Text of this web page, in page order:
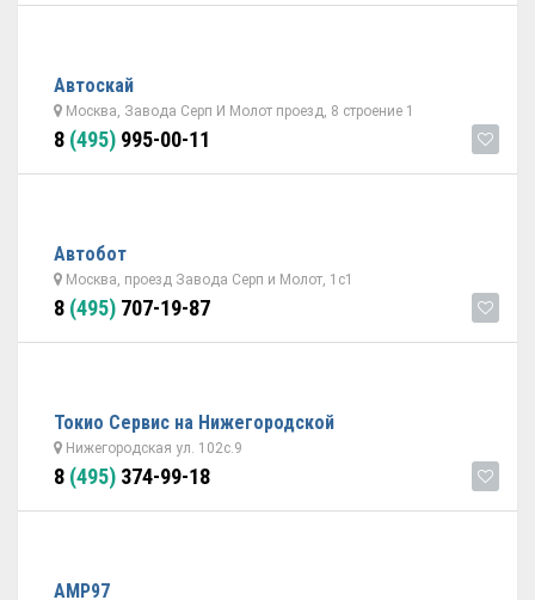
Автоскай
Москва, Завода Серп И Молот проезд, 8 строение 1
8 (495) 995-00-11
Автобот
Москва, проезд Завода Серп и Молот, 1с1
8 (495) 707-19-87
Токио Сервис на Нижегородской
Нижегородская ул. 102с.9
8 (495) 374-99-18
АМР97